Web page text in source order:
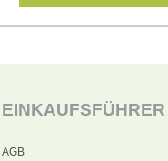
EINKAUFSFÜHRER
AGB